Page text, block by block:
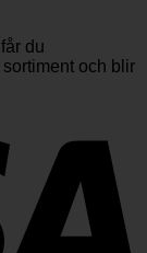
du
och blir